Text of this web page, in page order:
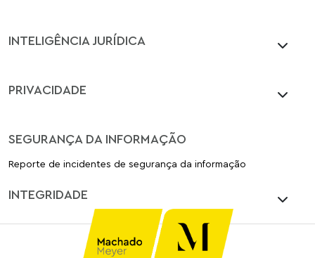
INTELIGÊNCIA JURÍDICA
PRIVACIDADE
SEGURANÇA DA INFORMAÇÃO
Reporte de incidentes de segurança da informação
INTEGRIDADE